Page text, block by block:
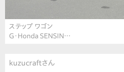
ステップ ワゴン
G・Honda SENSIN…
kuzucraftさん